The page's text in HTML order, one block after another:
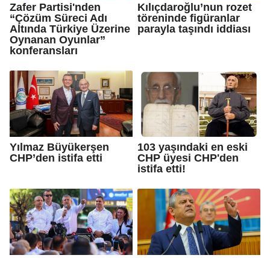
Zafer Partisi'nden
“Çözüm Süreci Adı
Altında Türkiye Üzerine
Oynanan Oyunlar”
konferansları
Kılıçdaroğlu’nun rozet
töreninde figüranlar
parayla taşındı iddiası
Yılmaz Büyükerşen
CHP’den istifa etti
103 yaşındaki en eski
CHP üyesi CHP'den
istifa etti!